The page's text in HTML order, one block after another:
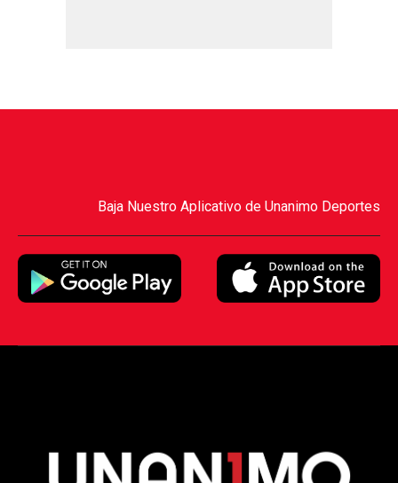
Baja Nuestro Aplicativo de Unanimo Deportes